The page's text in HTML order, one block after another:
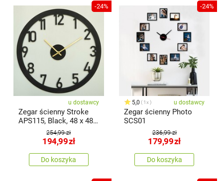
-24%
u dostawcy
Zegar ścienny Stroke
APS115, Black, 48 x 48
254,99 zł
194,99zł
Do koszyka
-24%
5,0 1x u dostawcy
Zegar ścienny Photo
SCS01
236,99 zł
179,99zł
Do koszyka